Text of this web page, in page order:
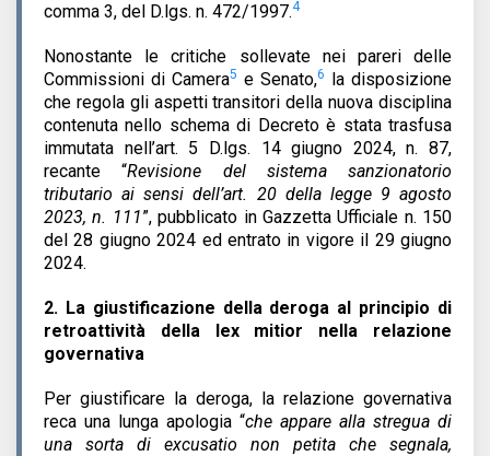
comma 3, del D.lgs. n. 472/1997.4
Nonostante le critiche sollevate nei pareri delle
Commissioni di Camera5 e Senato,6 la disposizione
che regola gli aspetti transitori della nuova disciplina
contenuta nello schema di Decreto è stata trasfusa
immutata nell’art. 5 D.lgs. 14 giugno 2024, n. 87,
recante “Revisione del sistema sanzionatorio
tributario ai sensi dell’art. 20 della legge 9 agosto
2023, n. 111”, pubblicato in Gazzetta Ufficiale n. 150
del 28 giugno 2024 ed entrato in vigore il 29 giugno
2024.
2. La giustificazione della deroga al principio di
retroattività della lex mitior nella relazione
governativa
Per giustificare la deroga, la relazione governativa
reca una lunga apologia “che appare alla stregua di
una sorta di excusatio non petita che segnala,